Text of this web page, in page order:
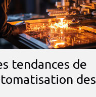
tendances de
des